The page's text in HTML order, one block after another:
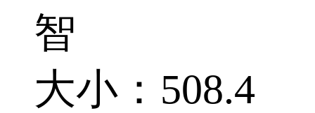
智
大小：508.4